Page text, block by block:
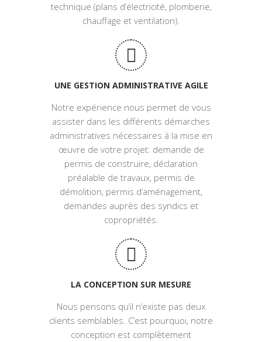
technique (plans d’électricité, plomberie,
chauffage et ventilation).
UNE GESTION ADMINISTRATIVE AGILE
Notre expérience nous permet de vous
assister dans les différents démarches
administratives nécessaires à la mise en
œuvre de votre projet: demande de
permis de construire, déclaration
préalable de travaux, permis de
démolition, permis d’aménagement,
demandes auprès des syndics et
copropriétés.
LA CONCEPTION SUR MESURE
Nous pensons qu’il n’existe pas deux
clients semblables. C’est pourquoi, notre
conception est complètement